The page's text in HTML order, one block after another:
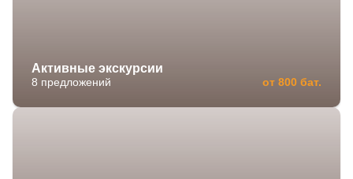
Активные экскурсии
8 предложений от 800 бат.